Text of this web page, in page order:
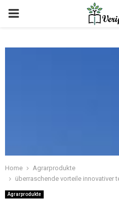
Home
Agrarprodukte
überraschende vorteile innovativer
Agrarprodukte